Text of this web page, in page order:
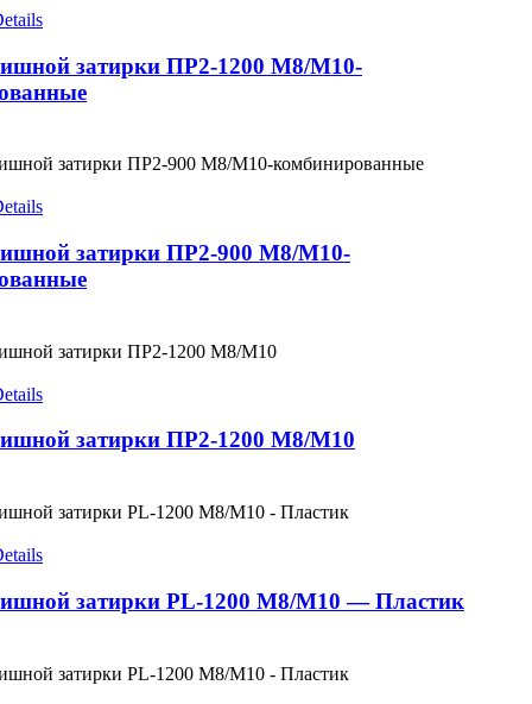
затирки ПР2-1200 М8/М10-
затирки ПР2-900 М8/М10-
затирки ПР2-1200 М8/М10
затирки PL-1200 M8/М10 — Пластик